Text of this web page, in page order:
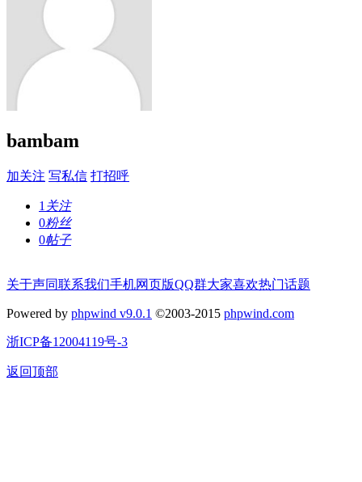
bambam
加关注 写私信 打招呼
1 关注
0粉丝
0帖子
关于声同联系我们手机网页版QQ群大家喜欢热门话题
Powered by phpwind v9.0.1 ©2003-2015 phpwind.com
浙ICP备12004119号-3
返回顶部